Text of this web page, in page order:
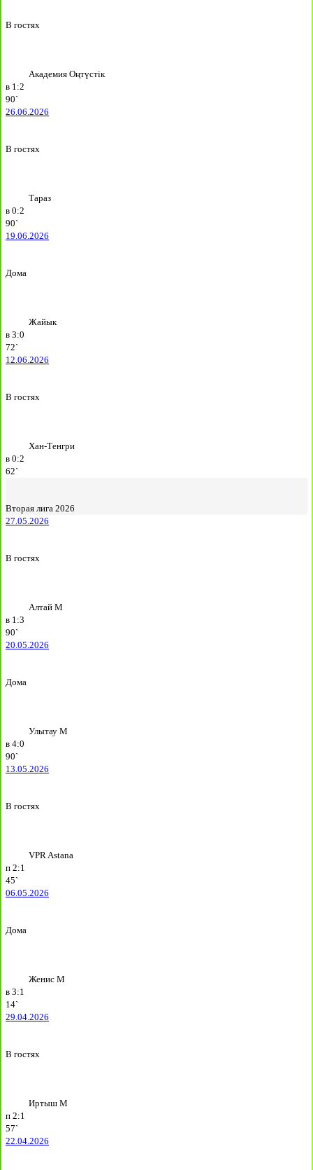
В гостях
Академия Оңтүстік
в 1:2
90`
26.06.2026
В гостях
Тараз
в 0:2
90`
19.06.2026
Дома
Жайык
в 3:0
72`
12.06.2026
В гостях
Хан-Тенгри
в 0:2
62`
Вторая лига 2026
27.05.2026
В гостях
Алтай М
в 1:3
90`
20.05.2026
Дома
Улытау М
в 4:0
90`
13.05.2026
В гостях
VPR Astana
п 2:1
45`
06.05.2026
Дома
Женис М
в 3:1
14`
29.04.2026
В гостях
Иртыш М
п 2:1
57`
22.04.2026